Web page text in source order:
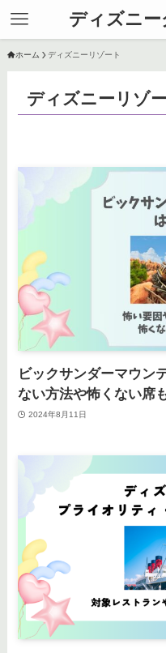
ディズニ
ホーム ディズニーリゾート
ディズニーリゾ
ビックサンダーマウン
ない方法や怖くない席
2024年8月11日